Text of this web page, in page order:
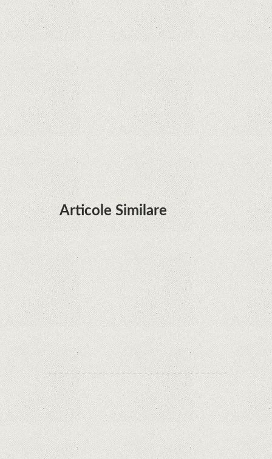
Google în Oracle Java Fight
Zvon: aplicațiile Google nu se mai pot instala pe
terminalele Huawei cu procesoare Kirin
Huawei P50 primeşte o posibilă dată de lansare
şi e mai curând decât credeam; Are cameră
telephoto cu zoom optic variabil
Articole Similare